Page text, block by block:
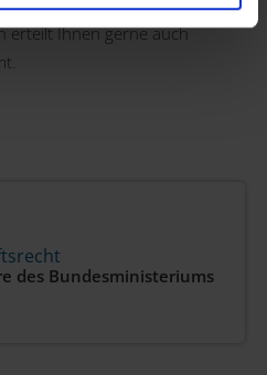
erteilt Ihnen gerne auch
des Bundesministeriums